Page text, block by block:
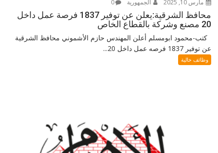
مارس 10, 2025 الجمهورية 0
محافظ الشرقية:يعلن عن توفير 1837 فرصة عمل داخل
20 مصنع وشركة بالقطاع الخاص
كتب-محمود ابومسلم أعلن المهندس حازم الأشموني محافظ الشرقية
عن توفير 1837 فرصه عمل داخل 20...
وظائف خالية